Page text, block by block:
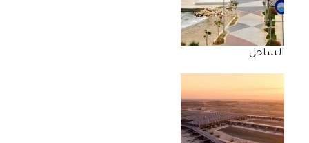
الساحل